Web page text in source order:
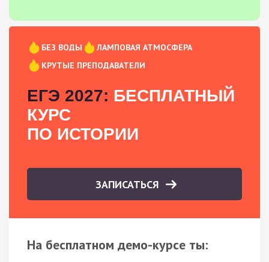
БЕЗ ВОДЫ
ЛАМПОВАЯ АТМОСФЕРА
КРУТЫЕ ПРЕПОДАВАТЕЛИ
ЕГЭ 2027: БЕСПЛАТНЫЙ
КУРС
ПО ИСТОРИИ
ЗАПИСАТЬСЯ
На бесплатном демо-курсе ты: